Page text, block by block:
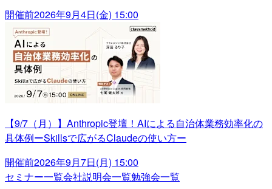
開催前2026年9月4日(金) 15:00
【9/7（月）】Anthropic登壇！AIによる自治体業務効率化の
具体例ーSkillsで広がるClaudeの使い方ー
開催前2026年9月7日(月) 15:00
セミナー一覧会社説明会一覧勉強会一覧